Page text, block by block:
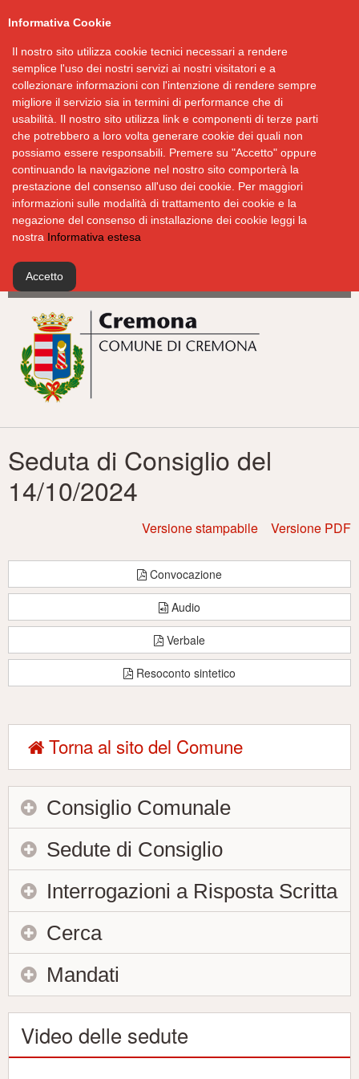
Informativa Cookie
Il nostro sito utilizza cookie tecnici necessari a rendere
semplice l'uso dei nostri servizi ai nostri visitatori e a
collezionare informazioni con l'intenzione di rendere sempre
migliore il servizio sia in termini di performance che di
usabilità. Il nostro sito utilizza link e componenti di terze parti
che potrebbero a loro volta generare cookie dei quali non
possiamo essere responsabili. Premere su "Accetto" oppure
continuando la navigazione nel nostro sito comporterà la
prestazione del consenso all'uso dei cookie. Per maggiori
informazioni sulle modalità di trattamento dei cookie e la
negazione del consenso di installazione dei cookie leggi la
nostra Informativa estesa
Accetto
Salta
al
contenuto
Seduta di Consiglio del
14/10/2024
Versione stampabile Versione PDF
Convocazione
Audio
Verbale
Resoconto sintetico
Torna al sito del Comune
Consiglio Comunale
Sedute di Consiglio
Interrogazioni a Risposta Scritta
Cerca
Mandati
Video delle sedute